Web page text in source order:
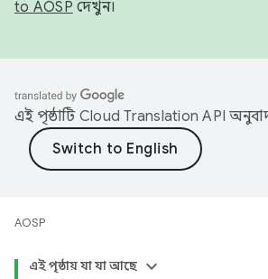
to AOSP দেখুন।
এই পৃষ্ঠাটি Cloud Translation API
AOSP
এই পৃষ্ঠায় যা যা আছে